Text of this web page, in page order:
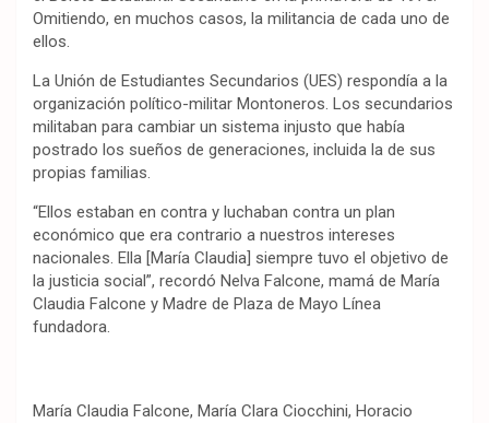
Omitiendo, en muchos casos, la militancia de cada uno de
ellos.
La Unión de Estudiantes Secundarios (UES) respondía a la
organización político-militar Montoneros. Los secundarios
militaban para cambiar un sistema injusto que había
postrado los sueños de generaciones, incluida la de sus
propias familias.
“Ellos estaban en contra y luchaban contra un plan
económico que era contrario a nuestros intereses
nacionales. Ella [María Claudia] siempre tuvo el objetivo de
la justicia social”, recordó Nelva Falcone, mamá de María
Claudia Falcone y Madre de Plaza de Mayo Línea
fundadora.
María Claudia Falcone, María Clara Ciocchini, Horacio